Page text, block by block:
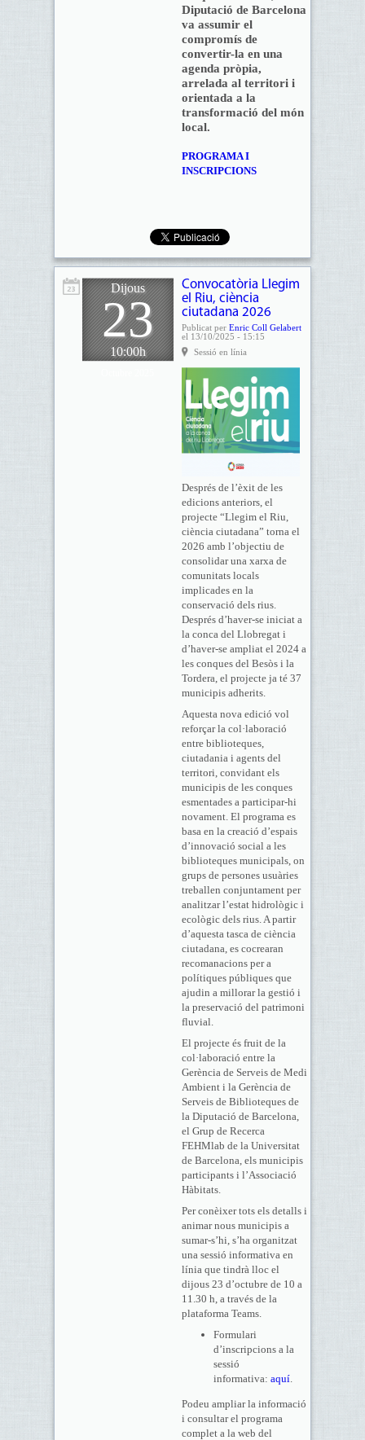
Diputació de Barcelona
va assumir el
compromís de
convertir-la en una
agenda pròpia,
arrelada al territori i
orientada a la
transformació del món
local.
PROGRAMA I
INSCRIPCIONS
Dijous
23
10:00h
Convocatòria Llegim
el Riu, ciència
ciutadana 2026
Publicat per Enric Coll Gelabert
el 13/10/2025 - 15:15
Sessió en línia
Després de l’èxit de les
edicions anteriors, el
projecte “Llegim el Riu,
ciència ciutadana” torna el
2026 amb l’objectiu de
consolidar una xarxa de
comunitats locals
implicades en la
conservació dels rius.
Després d’haver-se iniciat a
la conca del Llobregat i
d’haver-se ampliat el 2024 a
les conques del Besòs i la
Tordera, el projecte ja té 37
municipis adherits.
Aquesta nova edició vol
reforçar la col·laboració
entre biblioteques,
ciutadania i agents del
territori, convidant els
municipis de les conques
esmentades a participar-hi
novament. El programa es
basa en la creació d’espais
d’innovació social a les
biblioteques municipals, on
grups de persones usuàries
treballen conjuntament per
analitzar l’estat hidrològic i
ecològic dels rius. A partir
d’aquesta tasca de ciència
ciutadana, es cocrearan
recomanacions per a
polítiques públiques que
ajudin a millorar la gestió i
la preservació del patrimoni
fluvial.
El projecte és fruit de la
col·laboració entre la
Gerència de Serveis de Medi
Ambient i la Gerència de
Serveis de Biblioteques de
la Diputació de Barcelona,
el Grup de Recerca
FEHMlab de la Universitat
de Barcelona, els municipis
participants i l’Associació
Hàbitats.
Per conèixer tots els detalls i
animar nous municipis a
sumar-s’hi, s’ha organitzat
una sessió informativa en
línia que tindrà lloc el
dijous 23 d’octubre de 10 a
11.30 h, a través de la
plataforma Teams.
Formulari
d’inscripcions a la
sessió
informativa: aquí.
Podeu ampliar la informació
i consultar el programa
complet a la web del